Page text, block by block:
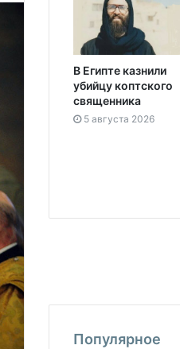
В Египте казнили
убийцу коптского
священника
5 августа 2026
Популярное